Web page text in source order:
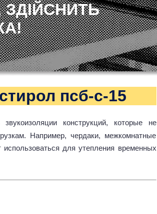
псб-c-15
конструкций, которые не
Например, чердаки, межкомнатные
для утепления временных